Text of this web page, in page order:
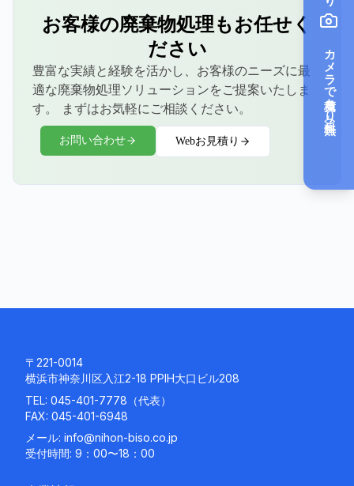
お客様の廃棄物処理もお任せく
ださい
豊富な実績と経験を活かし、お客様のニーズに最
適な廃棄物処理ソリューションをご提案いたしま
す。 まずはお気軽にご相談ください。
お問い合わせ Webお見積り
〒221-0014
横浜市神奈川区入江2-18 PPIH大口ビル208
TEL: 045-401-7778 （代表）
FAX: 045-401-6948
メール: info@nihon-biso.co.jp
受付時間: 9：00〜18：00
カメラで見積もり（無料）